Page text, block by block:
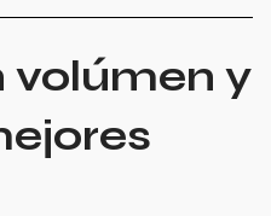
volúmen y